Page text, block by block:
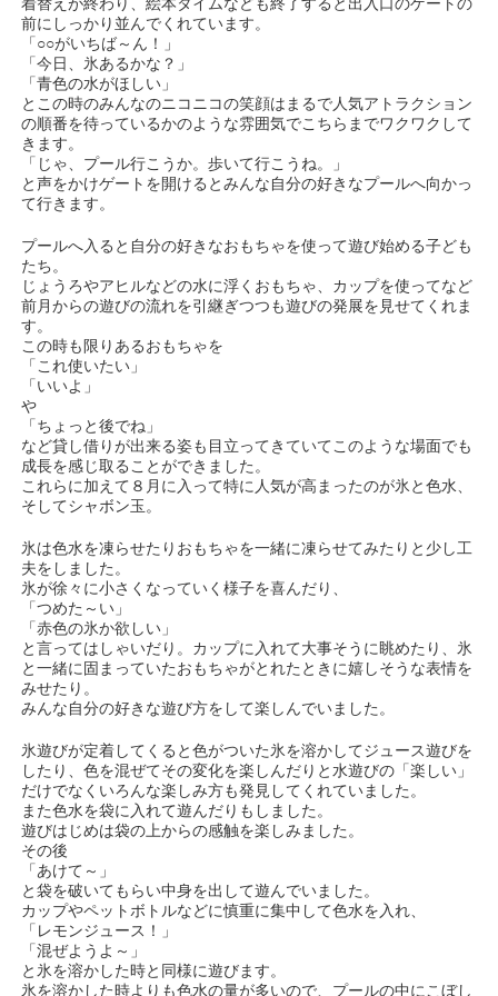
前にしっかり並んでくれています。
「○○がいちば～ん！」
「今日、氷あるかな？」
「青色の水がほしい」
とこの時のみんなのニコニコの笑顔はまるで人気アトラクション
の順番を待っているかのような雰囲気でこちらまでワクワクして
きます。
「じゃ、プール行こうか。歩いて行こうね。」
と声をかけゲートを開けるとみんな自分の好きなプールへ向かっ
て行きます。
プールへ入ると自分の好きなおもちゃを使って遊び始める子ども
たち。
じょうろやアヒルなどの水に浮くおもちゃ、カップを使ってなど
前月からの遊びの流れを引継ぎつつも遊びの発展を見せてくれま
す。
この時も限りあるおもちゃを
「これ使いたい」
「いいよ」
や
「ちょっと後でね」
など貸し借りが出来る姿も目立ってきていてこのような場面でも
成長を感じ取ることができました。
これらに加えて８月に入って特に人気が高まったのが氷と色水、
そしてシャボン玉。
氷は色水を凍らせたりおもちゃを一緒に凍らせてみたりと少し工
夫をしました。
氷が徐々に小さくなっていく様子を喜んだり、
「つめた～い」
「赤色の氷か欲しい」
と言ってはしゃいだり。カップに入れて大事そうに眺めたり、氷
と一緒に固まっていたおもちゃがとれたときに嬉しそうな表情を
みせたり。
みんな自分の好きな遊び方をして楽しんでいました。
氷遊びが定着してくると色がついた氷を溶かしてジュース遊びを
したり、色を混ぜてその変化を楽しんだりと水遊びの「楽しい」
だけでなくいろんな楽しみ方も発見してくれていました。
また色水を袋に入れて遊んだりもしました。
遊びはじめは袋の上からの感触を楽しみました。
その後
「あけて～」
と袋を破いてもらい中身を出して遊んでいました。
カップやペットボトルなどに慎重に集中して色水を入れ、
「レモンジュース！」
「混ぜようよ～」
と氷を溶かした時と同様に遊びます。
氷を溶かした時よりも色水の量が多いので、プールの中にこぼし